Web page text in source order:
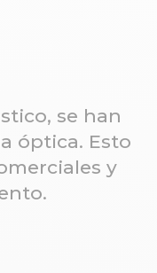
se han
óptica. Esto
y